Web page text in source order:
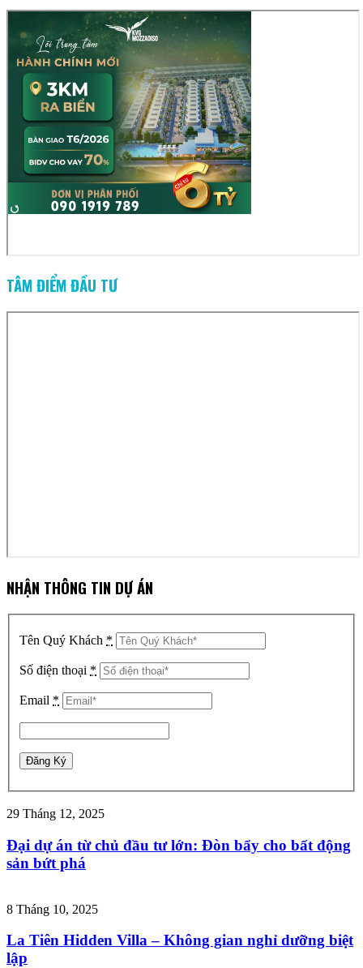
TÂM ĐIỂM ĐẦU TƯ
NHẬN THÔNG TIN DỰ ÁN
Tên Quý Khách *
Số điện thoại *
Email *
29 Tháng 12, 2025
Đại dự án từ chủ đầu tư lớn: Đòn bẩy cho bất động
sản bứt phá
8 Tháng 10, 2025
La Tiên Hidden Villa – Không gian nghỉ dưỡng biệt
lập